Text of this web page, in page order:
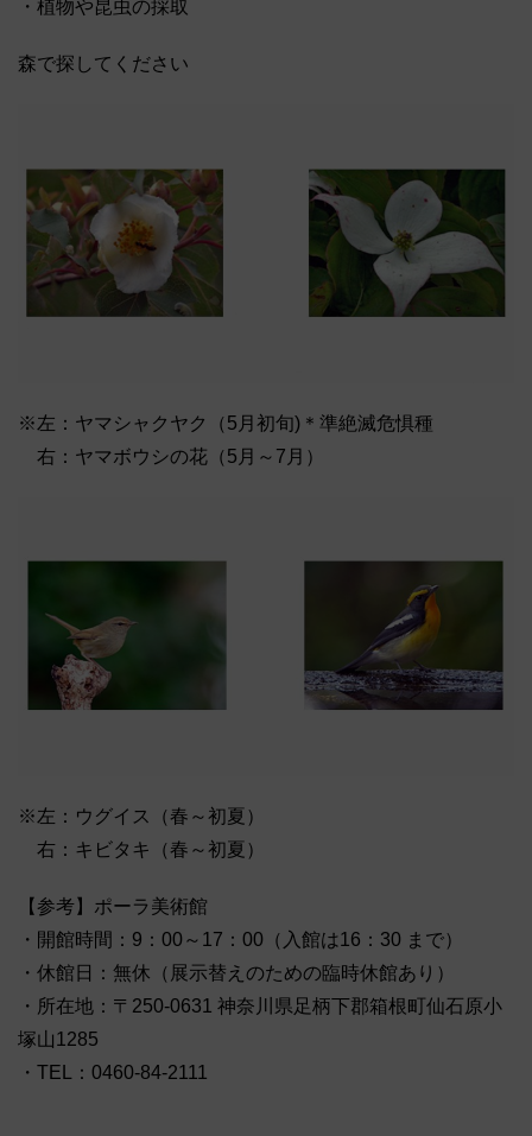
・植物や昆虫の採取
森で探してください
※左：ヤマシャクヤク（5月初旬)＊準絶滅危惧種
右：ヤマボウシの花（5月～7月）
※左：ウグイス（春～初夏）
右：キビタキ（春～初夏）
【参考】ポーラ美術館
・開館時間：9：00～17：00（入館は16：30 まで）
・休館日：無休（展示替えのための臨時休館あり）
・所在地：〒250-0631 神奈川県足柄下郡箱根町仙石原小
塚山1285
・TEL：0460-84-2111